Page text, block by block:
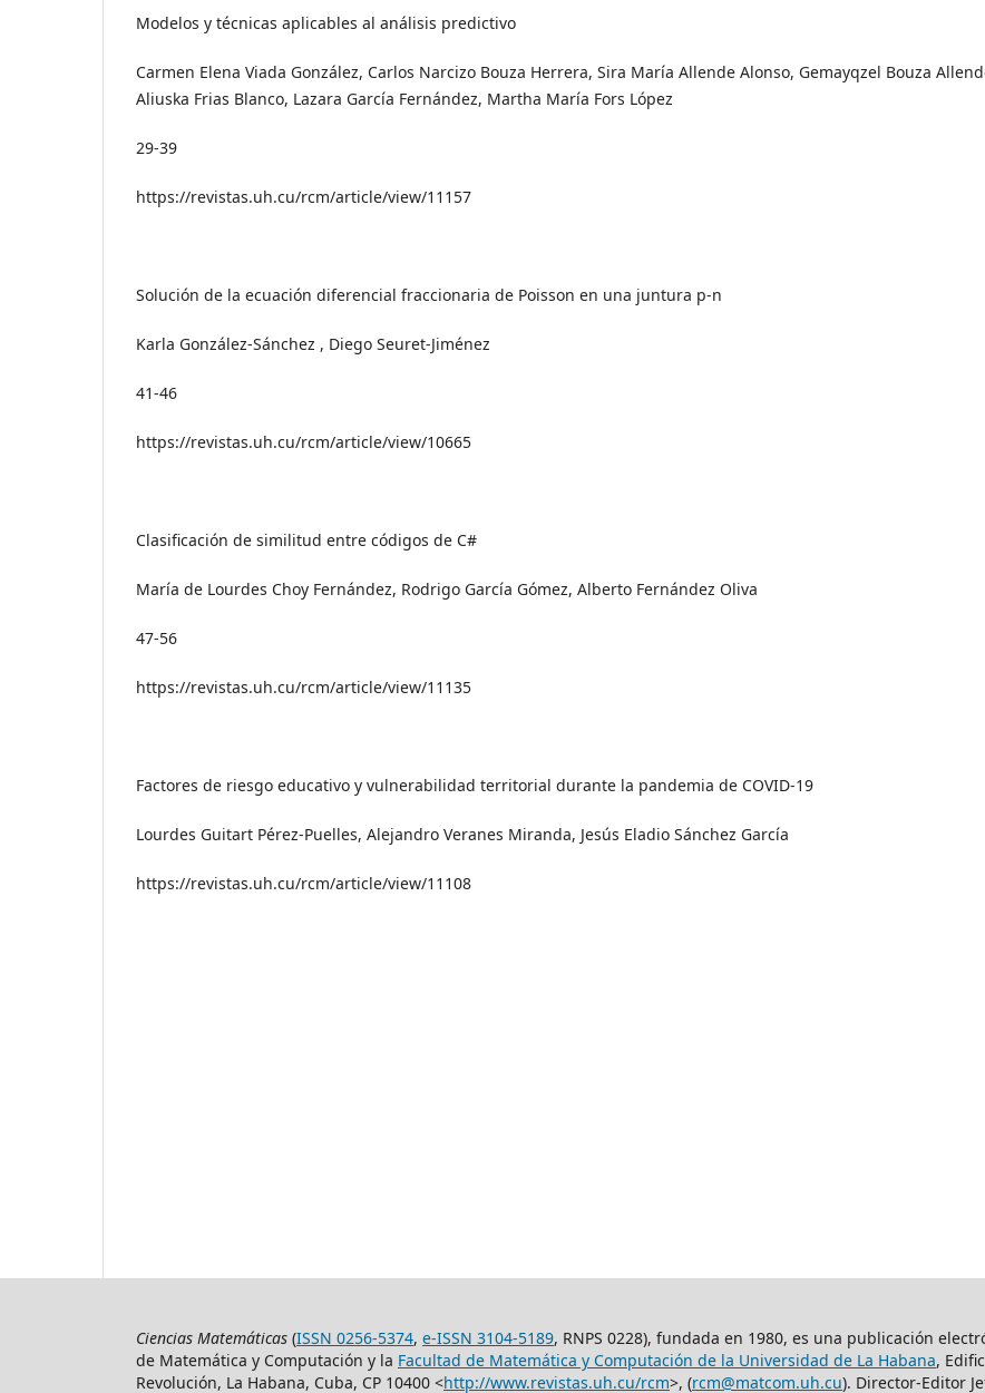
Modelos y técnicas aplicables al análisis predictivo
Carmen Elena Viada González, Carlos Narcizo Bouza Herrera, Sira María Allende Alonso, Gemayqzel Bouza
Aliuska Frias Blanco, Lazara García Fernández, Martha María Fors López
29-39
https://revistas.uh.cu/rcm/article/view/11157
Solución de la ecuación diferencial fraccionaria de Poisson en una juntura p-n
Karla González-Sánchez , Diego Seuret-Jiménez
41-46
https://revistas.uh.cu/rcm/article/view/10665
Clasificación de similitud entre códigos de C#
María de Lourdes Choy Fernández, Rodrigo García Gómez, Alberto Fernández Oliva
47-56
https://revistas.uh.cu/rcm/article/view/11135
Factores de riesgo educativo y vulnerabilidad territorial durante la pandemia de COVID-19
Lourdes Guitart Pérez-Puelles, Alejandro Veranes Miranda, Jesús Eladio Sánchez García
https://revistas.uh.cu/rcm/article/view/11108
Ciencias Matemáticas (ISSN 0256-5374, e-ISSN 3104-5189, RNPS 0228), fundada en 1980, es una publicación
de Matemática y Computación y la Facultad de Matemática y Computación de la Universidad de La Habana,
Revolución, La Habana, Cuba, CP 10400 <http://www.revistas.uh.cu/rcm>, (rcm@matcom.uh.cu). Director-Editor